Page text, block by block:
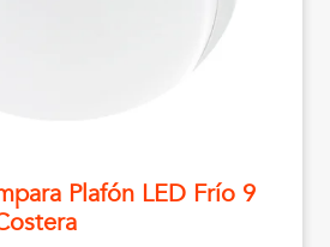
Plafón LED Frío 9